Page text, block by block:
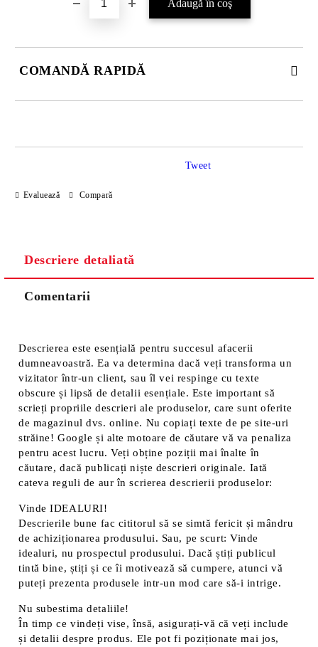
COMANDĂ RAPIDĂ
Evaluează Compară
Tweet
Descriere detaliată
Comentarii
Descrierea este esențială pentru succesul afacerii
dumneavoastră. Ea va determina dacă veți transforma un
vizitator într-un client, sau îl vei respinge cu texte
obscure și lipsă de detalii esențiale. Este important să
scrieți propriile descrieri ale produselor, care sunt oferite
de magazinul dvs. online. Nu copiați texte de pe site-uri
străine! Google și alte motoare de căutare vă va penaliza
pentru acest lucru. Veți obține poziții mai înalte în
căutare, dacă publicați niște descrieri originale. Iată
cateva reguli de aur în scrierea descrierii produselor:
Vinde IDEALURI!
Descrierile bune fac cititorul să se simtă fericit și mândru
de achiziționarea produsului. Sau, pe scurt: Vinde
idealuri, nu prospectul produsului. Dacă știți publicul
tintă bine, știți și ce îi motivează să cumpere, atunci vă
puteți prezenta produsele intr-un mod care să-i intrige.
Nu subestima detaliile!
În timp ce vindeți vise, însă, asigurați-vă că veți include
și detalii despre produs. Ele pot fi poziționate mai jos,